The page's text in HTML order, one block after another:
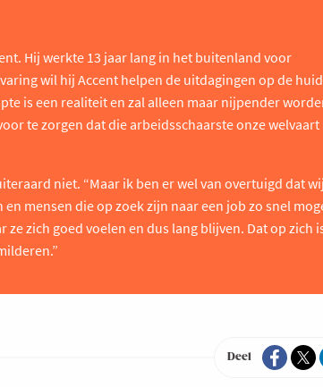
Hij werkte 13 jaar lang in het buitenland voor
wil hij Accent helpen de uitdagingen op de
is een realiteit en zal alleen maar nijpender
te zorgen dat die arbeidsschaarste onze
niet. “Maar ik ben er wel van overtuigd dat
mensen die op zoek zijn naar een job zo snel
zich goed voelen en dus lang blijven. Dat op zich
Deel